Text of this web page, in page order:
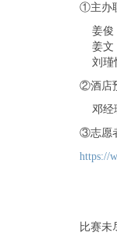
①主办
姜俊
姜文
刘瑾
②酒店
邓经
③志愿
https://
比赛未